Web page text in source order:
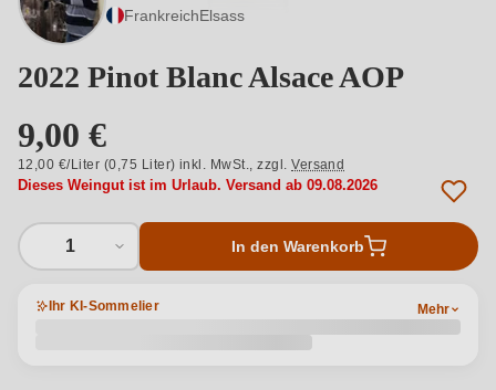
FrankreichElsass
2022 Pinot Blanc Alsace AOP
9,00 €
12,00 €/Liter (0,75 Liter) inkl. MwSt.,zzgl.Versand
Dieses Weingut ist im Urlaub. Versand ab 09.08.2026
1 In den Warenkorb
Ihr KI-Sommelier Mehr